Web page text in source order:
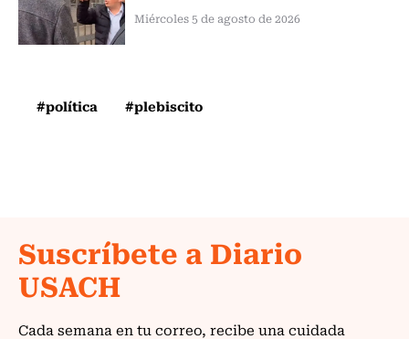
Miércoles 5 de agosto de 2026
#política #plebiscito